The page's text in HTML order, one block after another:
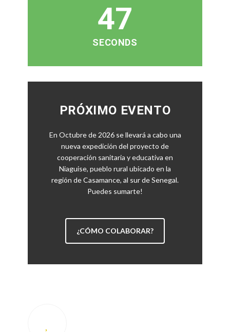
45
SECONDS
PRÓXIMO EVENTO
En Octubre de 2026 se llevará a cabo una
nueva expedición del proyecto de
cooperación sanitaria y educativa en
Niaguise, pueblo rural ubicado en la
región de Casamance, al sur de Senegal.
Puedes sumarte!
¿CÓMO COLABORAR?